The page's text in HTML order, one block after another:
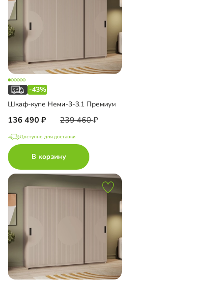
-43%
Шкаф-купе Неми-3-3.1 Премиум
136 490 239 460
Доступно для доставки
В корзину